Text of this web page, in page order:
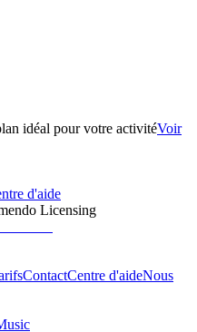
idéal pour votre activitéVoir
d'aide
Licensing
ContactCentre d'aideNous